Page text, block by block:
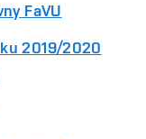
FaVU
2019/2020